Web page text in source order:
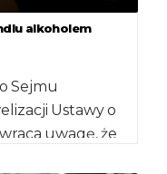
alkoholem
Sejmu
Ustawy o
uwagę, że